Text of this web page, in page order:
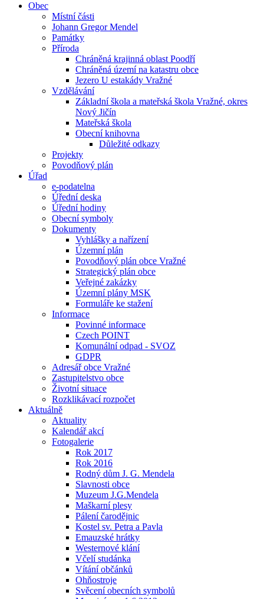
Obec
Místní části
Johann Gregor Mendel
Památky
Příroda
Chráněná krajinná oblast Poodří
Chráněná území na katastru obce
Jezero U estakády Vražné
Vzdělávání
Základní škola a mateřská škola Vražné, okres
Nový Jičín
Mateřská škola
Obecní knihovna
Důležité odkazy
Projekty
Povodňový plán
Úřad
e-podatelna
Úřední deska
Úřední hodiny
Obecní symboly
Dokumenty
Vyhlášky a nařízení
Územní plán
Povodňový plán obce Vražné
Strategický plán obce
Veřejné zakázky
Územní plány MSK
Formuláře ke stažení
Informace
Povinné informace
Czech POINT
Komunální odpad - SVOZ
GDPR
Adresář obce Vražné
Zastupitelstvo obce
Životní situace
Rozklikávací rozpočet
Aktuálně
Aktuality
Kalendář akcí
Fotogalerie
Rok 2017
Rok 2016
Rodný dům J. G. Mendela
Slavnosti obce
Muzeum J.G.Mendela
Maškarní plesy
Pálení čarodějnic
Kostel sv. Petra a Pavla
Emauzské hrátky
Westernové klání
Včelí studánka
Vítání občánků
Ohňostroje
Svěcení obecních symbolů